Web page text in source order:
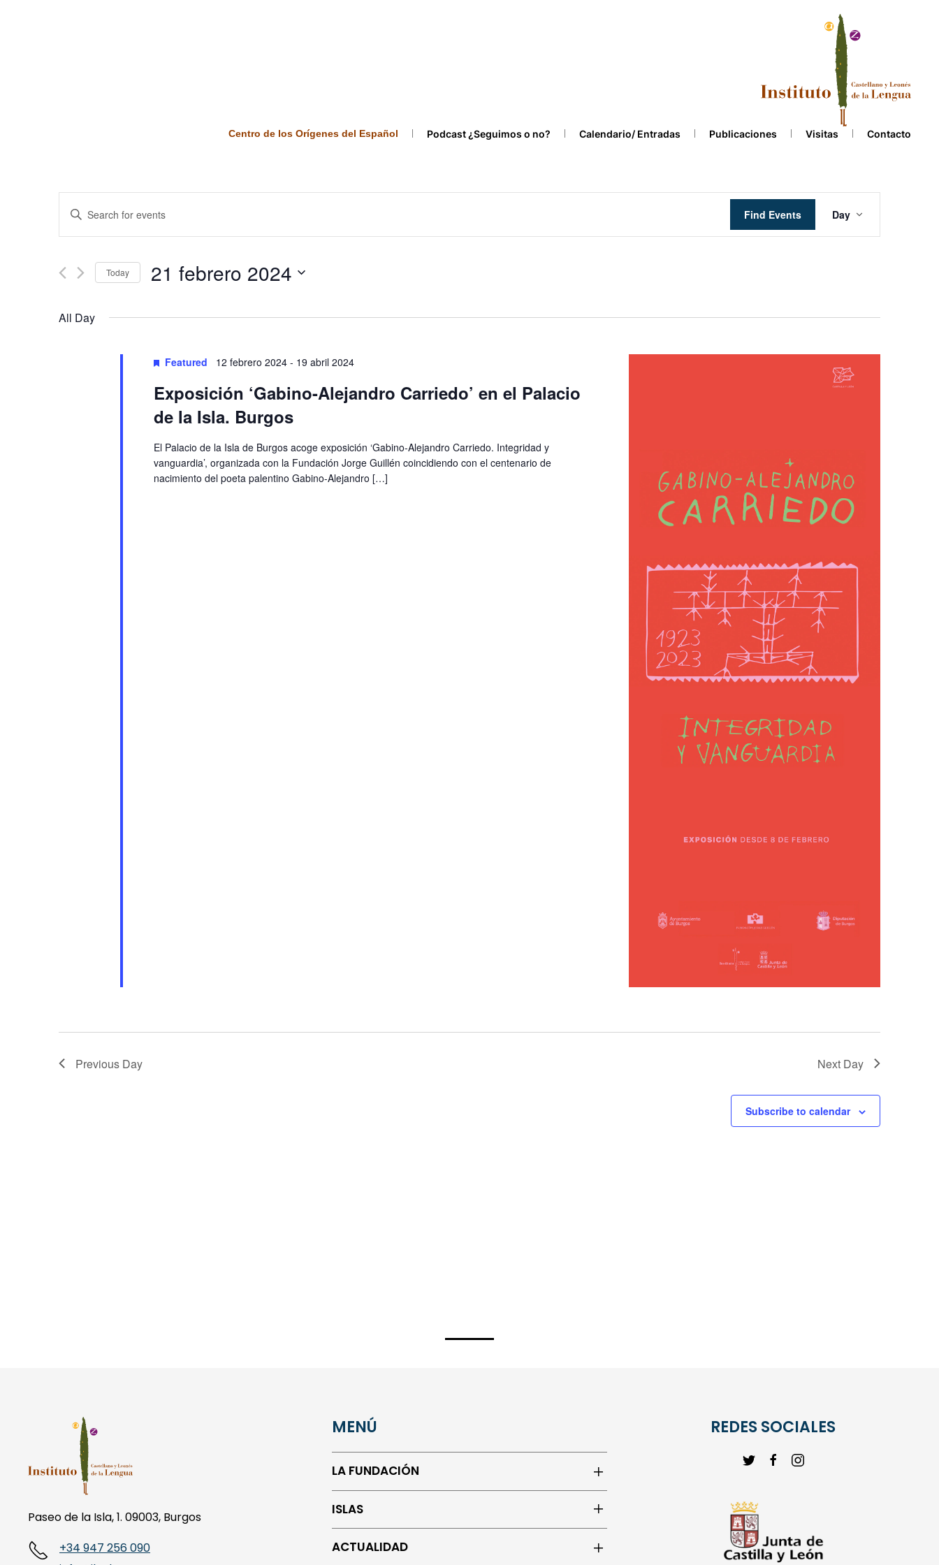
Centro de los Orígenes del Español Podcast ¿Seguimos o no? Calendario/ Entradas Publicaciones Visitas Contacto
Events
Search
and
Views
Navigation
Enter
Keyword.
Search
Events
Find Events
Views
Navigation
Day
Today 21 febrero 2024
All Day
Featured 12 febrero 2024- 19 abril 2024
Exposición ‘Gabino-Alejandro Carriedo’ en el Palacio
de la Isla. Burgos
El Palacio de la Isla de Burgos acoge exposición ‘Gabino-Alejandro Carriedo. Integridad y
vanguardia’, organizada con la Fundación Jorge Guillén coincidiendo con el centenario de
nacimiento del poeta palentino Gabino-Alejandro […]
Previous Day Next Day
Subscribe to calendar
Paseo de la Isla, 1. 09003, Burgos
+34 947 256 090
MENÚ
LA FUNDACIÓN
ISLAS
ACTUALIDAD
REDES SOCIALES